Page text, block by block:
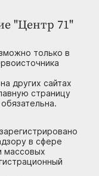
"Центр 71"
только в
других сайтах
страницу
в сфере
массовых